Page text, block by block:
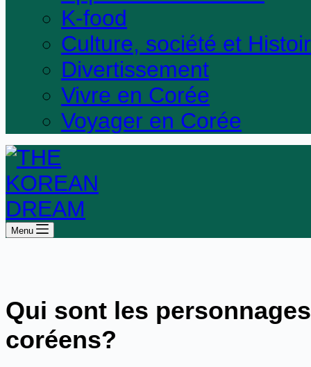
K-food
Culture, société et
Divertissement
Vivre en Corée
Voyager en Corée
Menu
Qui sont les
coréens?